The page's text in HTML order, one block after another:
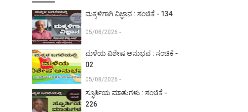
ಮಕ್ಕಳಿಗಾಗಿ ವಿಜ್ಞಾನ : ಸಂಚಿಕೆ - 134
05/08/2026 -
ಮಳೆಯ ವಿಶೇಷ ಅನುಭವ : ಸಂಚಿಕೆ -
02
05/08/2026 -
ಸ್ಫೂರ್ತಿಯ ಮಾತುಗಳು : ಸಂಚಿಕೆ -
226